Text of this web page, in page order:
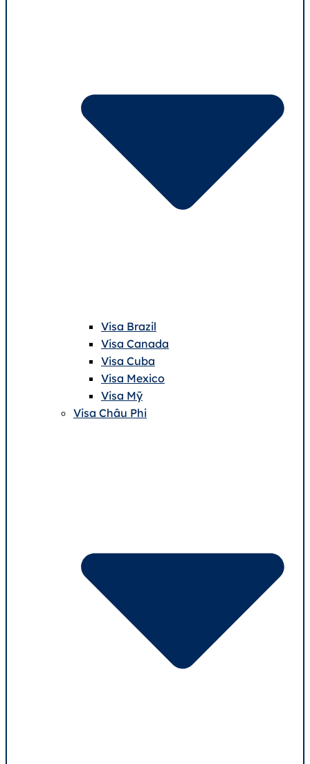
Visa Brazil
Visa Canada
Visa Cuba
Visa Mexico
Visa Mỹ
Visa Châu Phi